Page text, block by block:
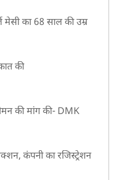
मेसी का 68 साल की उम्र
की
की मांग की- DMK
कंपनी का रजिस्ट्रेशन